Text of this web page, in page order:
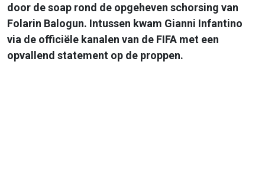
door de soap rond de opgeheven schorsing van
Folarin Balogun. Intussen kwam Gianni Infantino
via de officiële kanalen van de FIFA met een
opvallend statement op de proppen.